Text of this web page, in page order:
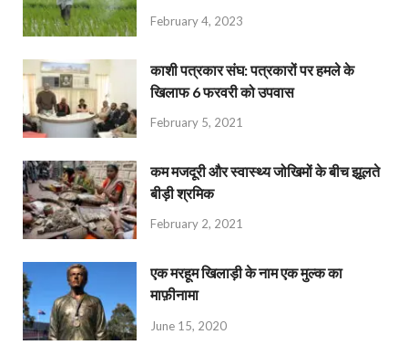
February 4, 2023
काशी पत्रकार संघ: पत्रकारों पर हमले के
खिलाफ 6 फरवरी को उपवास
February 5, 2021
कम मजदूरी और स्वास्थ्य जोखिमों के बीच झूलते
बीड़ी श्रमिक
February 2, 2021
एक मरहूम खिलाड़ी के नाम एक मुल्क का
माफ़ीनामा
June 15, 2020